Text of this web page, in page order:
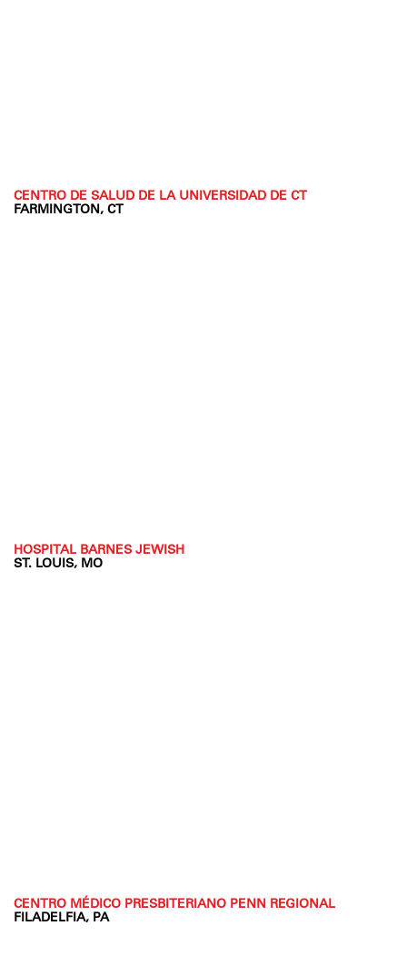
CENTRO DE SALUD DE LA UNIVERSIDAD DE CT
FARMINGTON, CT
HOSPITAL BARNES JEWISH
ST. LOUIS, MO
CENTRO MÉDICO PRESBITERIANO PENN REGIONAL
FILADELFIA, PA